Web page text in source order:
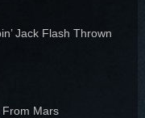
Jack Flash Thrown
Mars